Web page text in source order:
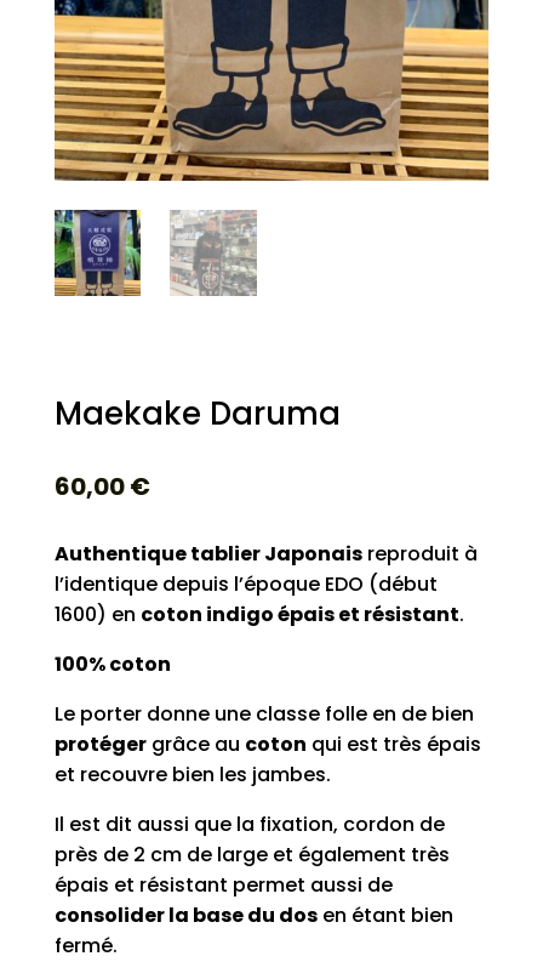
Maekake Daruma
60,00€
Authentique tablier Japonaisreproduit à
l’identique depuis l’époque EDO (début
1600) en coton indigo épais et résistant.
100% coton
Le porter donne une classe folle en de bien
protégergrâce au coton qui est très épais
et recouvre bien les jambes.
Il est dit aussi que la fixation, cordon de
près de 2 cm de large et également très
épais et résistant permet aussi de
consolider la base du dosen étant bien
fermé.